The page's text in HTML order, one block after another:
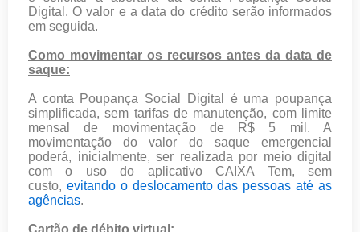
Digital. O valor e a data do crédito serão informados
em seguida.
Como movimentar os recursos antes da data de
saque:
A conta Poupança Social Digital é uma poupança
simplificada, sem tarifas de manutenção, com limite
mensal de movimentação de R$ 5 mil. A
movimentação do valor do saque emergencial
poderá, inicialmente, ser realizada por meio digital
com o uso do aplicativo CAIXA Tem, sem
custo, evitando o deslocamento das pessoas até as
agências.
Cartão de débito virtual: